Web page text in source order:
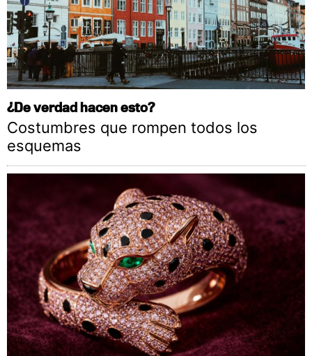
¿De verdad hacen esto?
Costumbres que rompen todos los
esquemas